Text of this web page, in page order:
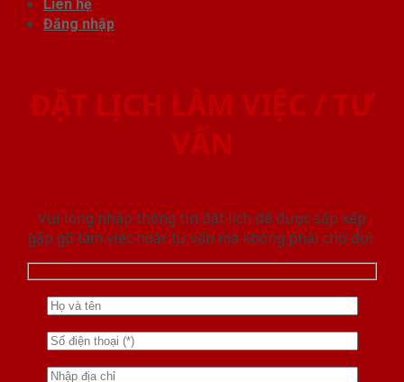
Liên hệ
Đăng nhập
ĐẶT LỊCH LÀM VIỆC / TƯ
VẤN
Vui lòng nhập thông tin đặt lịch để được sắp xếp
gặp gỡ làm việc hoăc tư vấn mà không phải chờ đợi.